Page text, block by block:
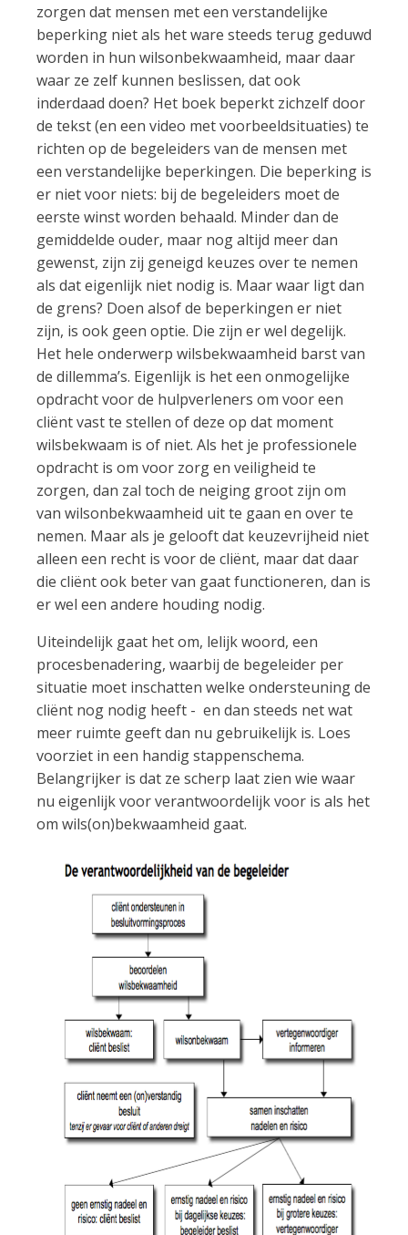
zorgen dat mensen met een verstandelijke
beperking niet als het ware steeds terug geduwd
worden in hun wilsonbekwaamheid, maar daar
waar ze zelf kunnen beslissen, dat ook
inderdaad doen? Het boek beperkt zichzelf door
de tekst (en een video met voorbeeldsituaties) te
richten op de begeleiders van de mensen met
een verstandelijke beperkingen. Die beperking is
er niet voor niets: bij de begeleiders moet de
eerste winst worden behaald. Minder dan de
gemiddelde ouder, maar nog altijd meer dan
gewenst, zijn zij geneigd keuzes over te nemen
als dat eigenlijk niet nodig is. Maar waar ligt dan
de grens? Doen alsof de beperkingen er niet
zijn, is ook geen optie. Die zijn er wel degelijk.
Het hele onderwerp wilsbekwaamheid barst van
de dillemma’s. Eigenlijk is het een onmogelijke
opdracht voor de hulpverleners om voor een
cliënt vast te stellen of deze op dat moment
wilsbekwaam is of niet. Als het je professionele
opdracht is om voor zorg en veiligheid te
zorgen, dan zal toch de neiging groot zijn om
van wilsonbekwaamheid uit te gaan en over te
nemen. Maar als je gelooft dat keuzevrijheid niet
alleen een recht is voor de cliënt, maar dat daar
die cliënt ook beter van gaat functioneren, dan is
er wel een andere houding nodig.
Uiteindelijk gaat het om, lelijk woord, een
procesbenadering, waarbij de begeleider per
situatie moet inschatten welke ondersteuning de
cliënt nog nodig heeft - en dan steeds net wat
meer ruimte geeft dan nu gebruikelijk is. Loes
voorziet in een handig stappenschema.
Belangrijker is dat ze scherp laat zien wie waar
nu eigenlijk voor verantwoordelijk voor is als het
om wils(on)bekwaamheid gaat.